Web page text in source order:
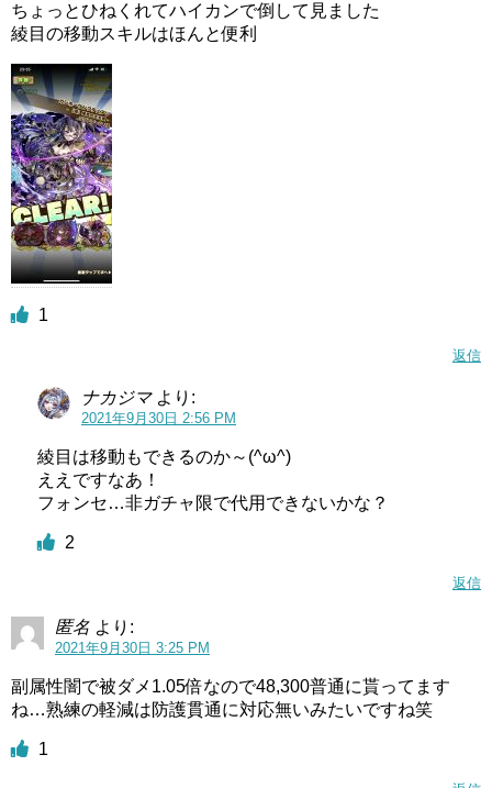
ちょっとひねくれてハイカンで倒して見ました
綾目の移動スキルはほんと便利
1
返信
ナカジマ より:
2021年9月30日 2:56 PM
綾目は移動もできるのか～(^ω^)
ええですなあ！
フォンセ…非ガチャ限で代用できないかな？
2
返信
匿名 より:
2021年9月30日 3:25 PM
副属性闇で被ダメ1.05倍なので48,300普通に貰ってます
ね…熟練の軽減は防護貫通に対応無いみたいですね笑
1